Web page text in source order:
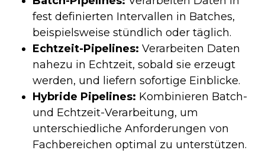
fest definierten Intervallen in Batches,
beispielsweise stündlich oder täglich.
Echtzeit-Pipelines: Verarbeiten Daten
nahezu in Echtzeit, sobald sie erzeugt
werden, und liefern sofortige Einblicke.
Hybride Pipelines: Kombinieren Batch-
und Echtzeit-Verarbeitung, um
unterschiedliche Anforderungen von
Fachbereichen optimal zu unterstützen.